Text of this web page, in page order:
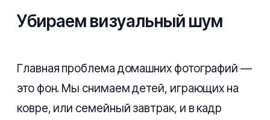
Убираем визуальный шум
Главная проблема домашних фотографий —
это фон. Мы снимаем детей, играющих на
ковре, или семейный завтрак, и в кадр